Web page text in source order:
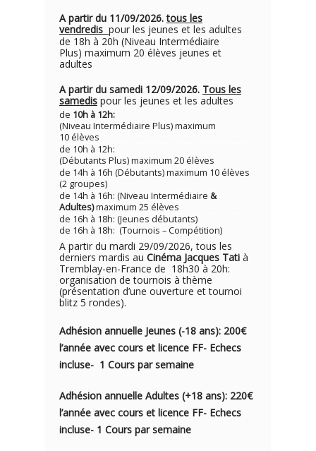
A partir du 11/09/2026.tous les
vendredis pour les jeunes et les adultes
de 18h à 20h (Niveau Intermédiaire
Plus) maximum 20 élèves jeunes et
adultes
A partir du samedi 12/09/2026. Tous les
samedis pour les jeunes et les adultes
de 10h à 12h:
(Niveau Intermédiaire Plus) maximum
10 élèves
de 10h à 12h:
(Débutants Plus) maximum 20 élèves
de 14h à 16h (Débutants) maximum 10 élèves
(2 groupes)
de 14h à 16h: (Niveau Intermédiaire &
Adultes)maximum 25 élèves
de 16h à 18h: (Jeunes débutants)
de 16h à 18h: (Tournois – Compétition)
A partir du mardi 29/09/2026, tous les
derniers mardis au Cinéma Jacques Tati à
Tremblay-en-France de 18h30 à 20h:
organisation de tournois à thème
(présentation d’une ouverture et tournoi
blitz 5 rondes).
Adhésion annuelle Jeunes (-18 ans): 200€
l’année avec cours et licence FF- Echecs
incluse- 1 Cours par semaine
Adhésion annuelle Adultes (+18 ans): 220€
l’année avec cours et licence FF- Echecs
incluse- 1 Cours par semaine